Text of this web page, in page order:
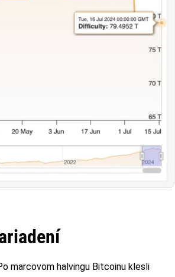
marcovom halvingu Bitcoinu klesli